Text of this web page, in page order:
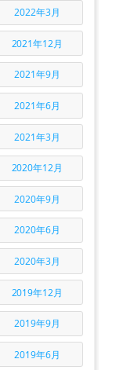
2022年3月
2021年12月
2021年9月
2021年6月
2021年3月
2020年12月
2020年9月
2020年6月
2020年3月
2019年12月
2019年9月
2019年6月